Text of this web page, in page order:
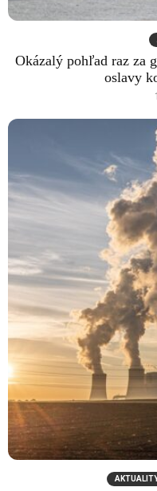
Okázalý pohľad raz za
oslavy